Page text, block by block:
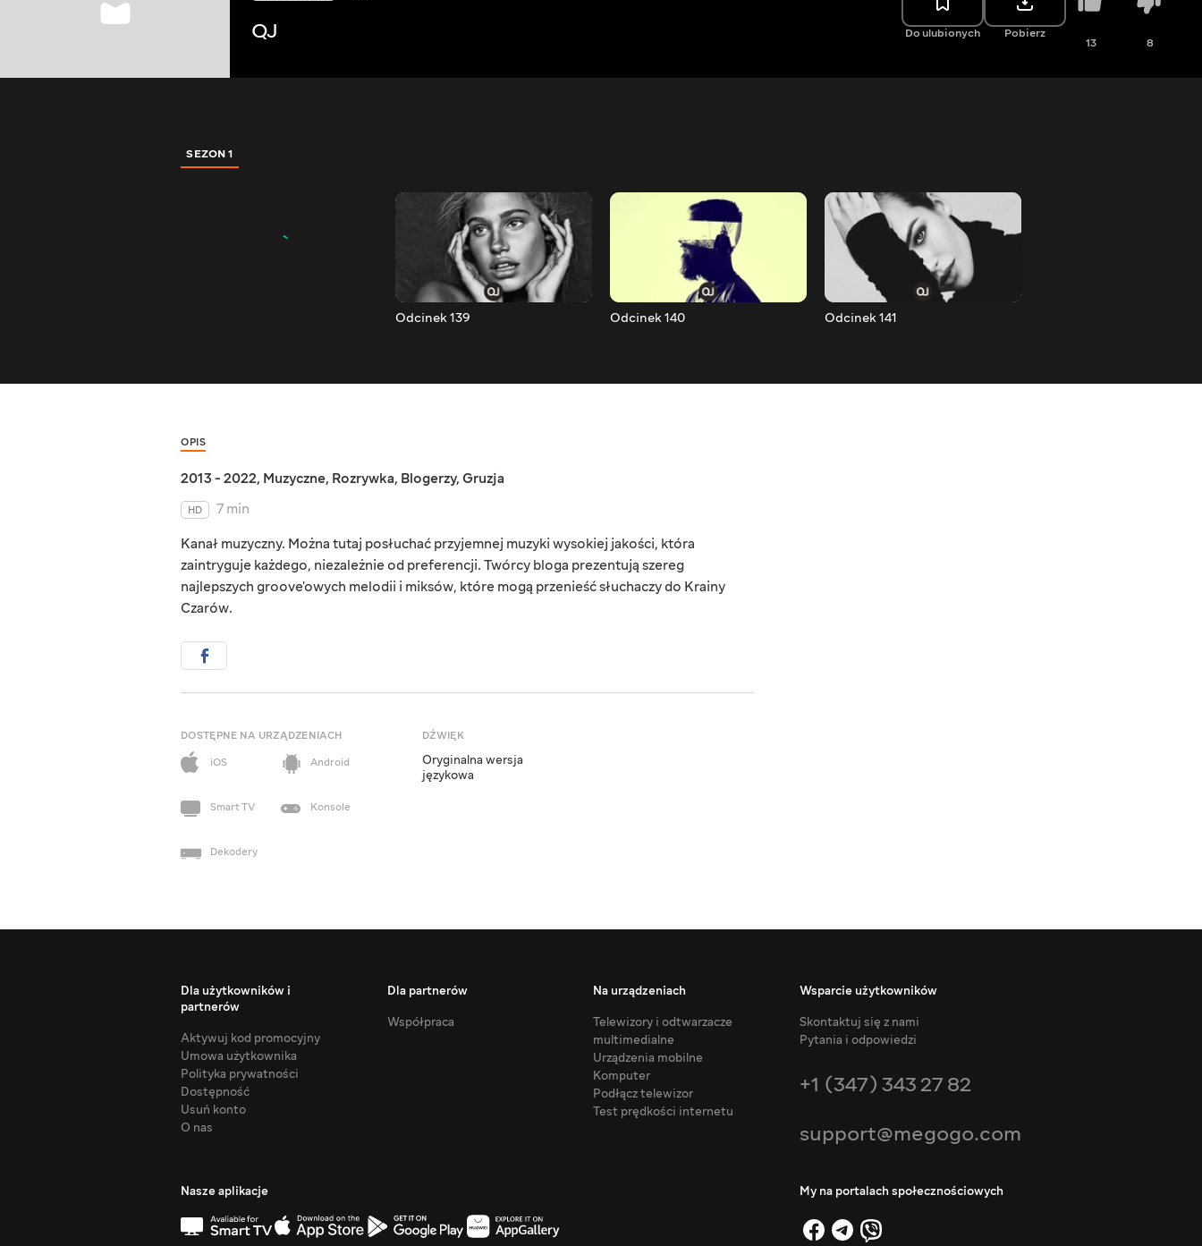
QJ Do ulubionych Pobierz
13 8
SEZON 1
Odcinek 139 Odcinek 140 Odcinek 141
OPIS
2013 - 2022, Muzyczne, Rozrywka, Blogerzy, Gruzja
HD
7 min
Kanał muzyczny. Można tutaj posłuchać przyjemnej muzyki wysokiej jakości, która
zaintryguje każdego, niezależnie od preferencji. Twórcy bloga prezentują szereg
najlepszych groove'owych melodii i miksów, które mogą przenieść słuchaczy do Krainy
Czarów.
DOSTĘPNE NA URZĄDZENIACH
iOS
Android
Smart TV Konsole
Dekodery
DŹWIĘK
Oryginalna wersja
językowa
Dla użytkowników i
partnerów
Aktywuj kod promocyjny
Umowa użytkownika
Polityka prywatności
Dostępność
Usuń konto
O nas
Dla partnerów
Współpraca
Na urządzeniach
Telewizory i odtwarzacze
multimedialne
Urządzenia mobilne
Komputer
Podłącz telewizor
Test prędkości internetu
Wsparcie użytkowników
Skontaktuj się z nami
Pytania i odpowiedzi
+1 (347) 343 27 82
support@megogo.com
Nasze aplikacje My na portalach społecznościowych